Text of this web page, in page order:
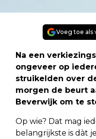
Voeg toe als
Na een
ongeveer op
struikelden over
morgen de beurt
Beverwijk om te
Op wie? Dat mag
belangrijkste is dàt